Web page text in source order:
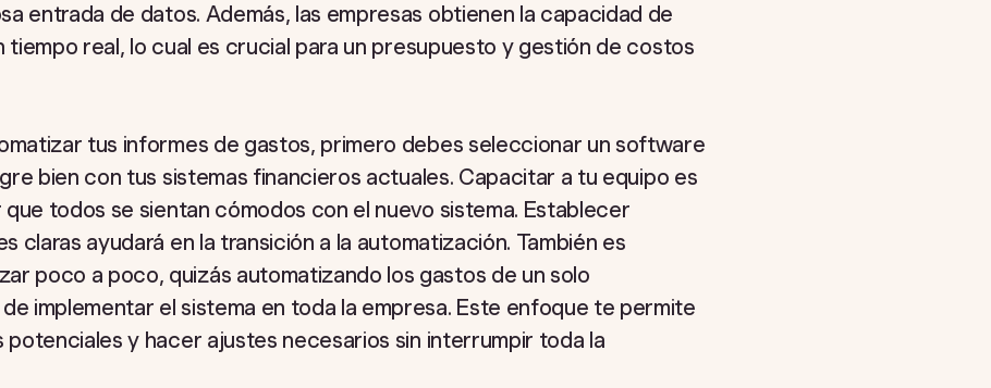
entrada de datos. Además, las empresas obtienen la capacidad de
tiempo real, lo cual es crucial para un presupuesto y gestión de costos
tus informes de gastos, primero debes seleccionar un software
bien con tus sistemas financieros actuales. Capacitar a tu equipo es
todos se sientan cómodos con el nuevo sistema. Establecer
claras ayudará en la transición a la automatización. También es
poco a poco, quizás automatizando los gastos de un solo
implementar el sistema en toda la empresa. Este enfoque te permite
potenciales y hacer ajustes necesarios sin interrumpir toda la